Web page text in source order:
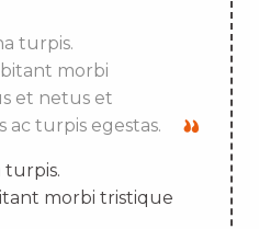
turpis.
morbi
et netus et
ac turpis egestas.
morbi tristique